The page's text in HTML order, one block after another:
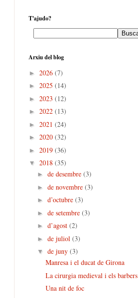
T'ajudo?
Arxiu del blog
► 2026 (7)
► 2025 (14)
► 2023 (12)
► 2022 (13)
► 2021 (24)
► 2020 (32)
► 2019 (36)
▼ 2018 (35)
► de desembre (3)
► de novembre (3)
► d’octubre (3)
► de setembre (3)
► d’agost (2)
► de juliol (3)
▼ de juny (3)
Manresa i el ducat de Girona
La cirurgia medieval i els barbers
Una nit de foc